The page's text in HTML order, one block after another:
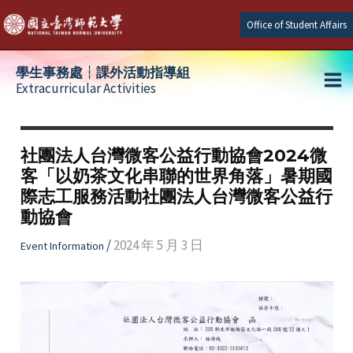
Skip
to
content
Office of Student Affairs
學生事務處┆課外活動指導組
Extracurricular Activities
社團法人台灣微客公益行動協會2024微
客「以奶茶文化串聯的世界角落」暑期國
際志工服務活動社團法人台灣微客公益行
動協會
Event Information /2024 年 5 月 3 日